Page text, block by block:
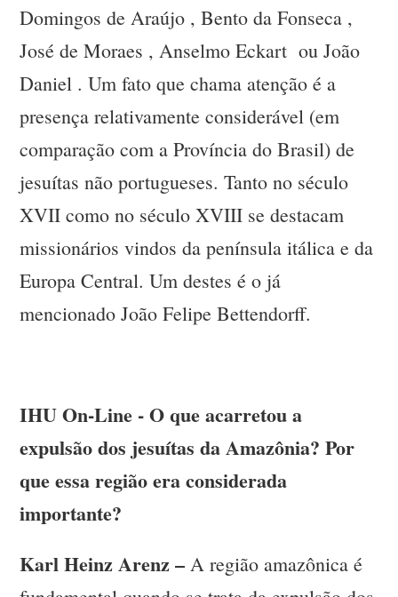
Domingos de Araújo , Bento da Fonseca ,
José de Moraes , Anselmo Eckart ou João
Daniel . Um fato que chama atenção é a
presença relativamente considerável (em
comparação com a Província do Brasil) de
jesuítas não portugueses. Tanto no século
XVII como no século XVIII se destacam
missionários vindos da península itálica e da
Europa Central. Um destes é o já
mencionado João Felipe Bettendorff.
IHU On-Line - O que acarretou a
expulsão dos jesuítas da Amazônia? Por
que essa região era considerada
importante?
Karl Heinz Arenz – A região amazônica é